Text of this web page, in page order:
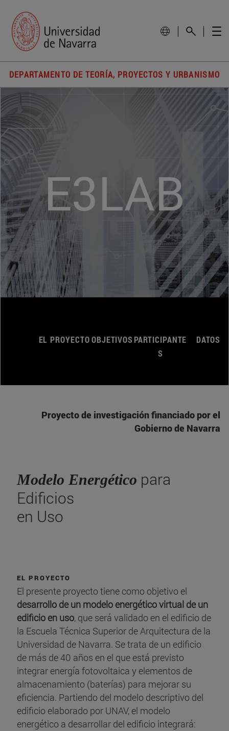
DEPARTAMENTO DE TEORÍA, PROYECTOS Y URBANISMO
E3LAB
EL PROYECTOOBJETIVOS PARTICIPANTE
S
DATOS
Proyecto de investigación financiado por el
Gobierno de Navarra
Modelo Energético para
Edificios
en Uso
EL PROYECTO
El presente proyecto tiene como objetivo el
desarrollo de un modelo energético virtual de un
edificio en uso, que será validado en el edificio de
la Escuela Técnica Superior de Arquitectura de la
Universidad de Navarra. Se trata de un edificio
de más de 40 años en el que está previsto
integrar energía fotovoltaica y elementos de
almacenamiento (baterías) para mejorar su
eficiencia. Partiendo del modelo descriptivo del
edificio elaborado por UNAV, el modelo
energético a desarrollar del edificio integrará: